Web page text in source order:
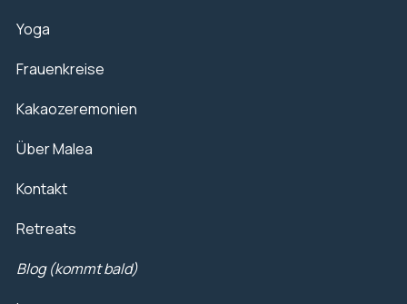
Yoga
Frauenkreise
Kakaozeremonien
Über Malea
Kontakt
Retreats
Blog (kommt bald)